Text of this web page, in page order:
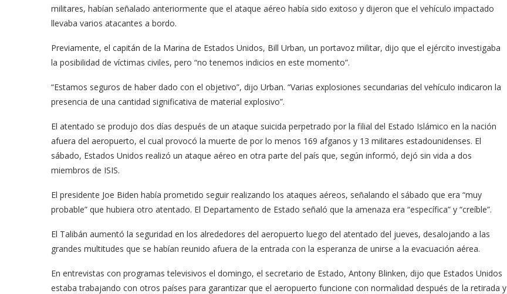
militares, habían señalado anteriormente que el ataque aéreo había sido exitoso y dijeron que el vehículo impactado
llevaba varios atacantes a bordo.
Previamente, el capitán de la Marina de Estados Unidos, Bill Urban, un portavoz militar, dijo que el ejército investigaba
la posibilidad de víctimas civiles, pero “no tenemos indicios en este momento”.
“Estamos seguros de haber dado con el objetivo”, dijo Urban. “Varias explosiones secundarias del vehículo indicaron la
presencia de una cantidad significativa de material explosivo”.
El atentado se produjo dos días después de un ataque suicida perpetrado por la filial del Estado Islámico en la nación
afuera del aeropuerto, el cual provocó la muerte de por lo menos 169 afganos y 13 militares estadounidenses. El
sábado, Estados Unidos realizó un ataque aéreo en otra parte del país que, según informó, dejó sin vida a dos
miembros de ISIS.
El presidente Joe Biden había prometido seguir realizando los ataques aéreos, señalando el sábado que era “muy
probable” que hubiera otro atentado. El Departamento de Estado señaló que la amenaza era “específica” y “creíble”.
El Talibán aumentó la seguridad en los alrededores del aeropuerto luego del atentado del jueves, desalojando a las
grandes multitudes que se habían reunido afuera de la entrada con la esperanza de unirse a la evacuación aérea.
En entrevistas con programas televisivos el domingo, el secretario de Estado, Antony Blinken, dijo que Estados Unidos
estaba trabajando con otros países para garantizar que el aeropuerto funcione con normalidad después de la retirada y